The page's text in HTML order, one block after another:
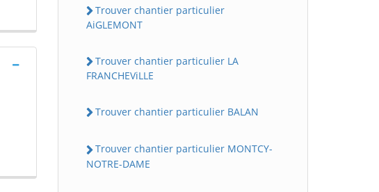
Trouver chantier particulier
AiGLEMONT
Trouver chantier particulier LA
FRANCHEViLLE
Trouver chantier particulier BALAN
Trouver chantier particulier MONTCY-
NOTRE-DAME